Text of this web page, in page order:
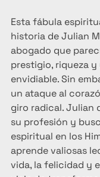
Esta fábula
historia de Julian
abogado que
prestigio, riqueza
envidiable. Sin
un ataque al
giro radical. Julian
su profesión y
espiritual en los
aprende valiosas
vida, la felicidad y